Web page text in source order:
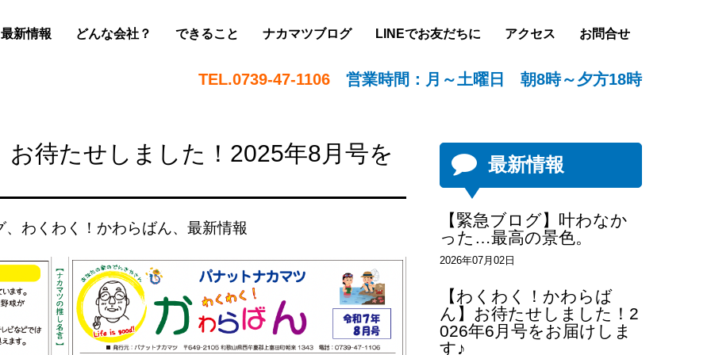
最新情報 どんな会社？ できること ナカマツブログ LINEでお友だちに アクセス お問合せ
TEL.0739-47-1106 営業時間：月～土曜日 朝8時～夕方18時
待たせしました！2025年8月号を
、 わくわく！かわらばん、 最新情報
最新情報
【緊急ブログ】叶わなか
った…最高の景色。
2026年07月02日
【わくわく！かわらば
ん】お待たせしました！2
026年6月号をお届けしま
す♪